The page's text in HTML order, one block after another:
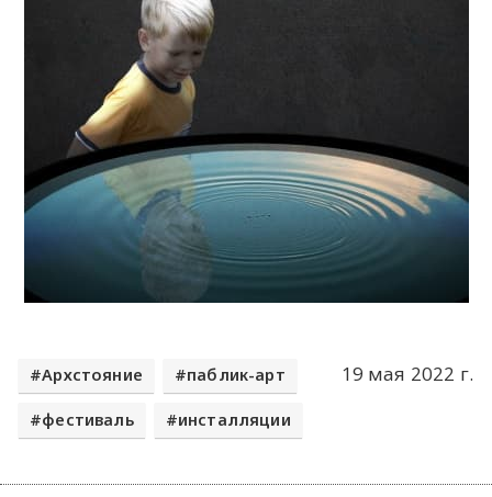
19 мая 2022 г.
Архстояние паблик-арт
фестиваль инсталляции